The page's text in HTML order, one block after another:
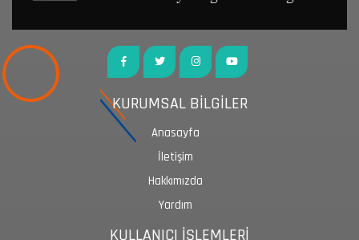
KURUMSAL BİLGİLER
Anasayfa
İletişim
Hakkımızda
Yardım
KULLANICI İŞLEMLERİ